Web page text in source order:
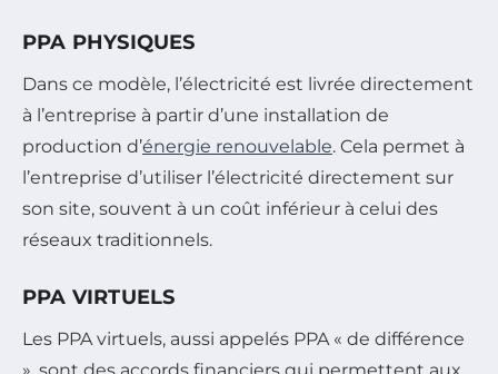
PPA PHYSIQUES
Dans ce modèle, l’électricité est livrée directement
à l’entreprise à partir d’une installation de
production d’énergie renouvelable. Cela permet à
l’entreprise d’utiliser l’électricité directement sur
son site, souvent à un coût inférieur à celui des
réseaux traditionnels.
PPA VIRTUELS
Les PPA virtuels, aussi appelés PPA « de différence